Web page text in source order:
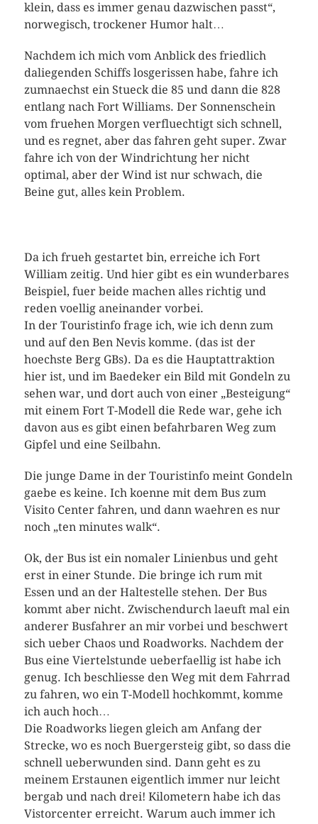
klein, dass es immer genau dazwischen passt“,
norwegisch, trockener Humor halt…
Nachdem ich mich vom Anblick des friedlich
daliegenden Schiffs losgerissen habe, fahre ich
zumnaechst ein Stueck die 85 und dann die 828
entlang nach Fort Williams. Der Sonnenschein
vom fruehen Morgen verfluechtigt sich schnell,
und es regnet, aber das fahren geht super. Zwar
fahre ich von der Windrichtung her nicht
optimal, aber der Wind ist nur schwach, die
Beine gut, alles kein Problem.
Da ich frueh gestartet bin, erreiche ich Fort
William zeitig. Und hier gibt es ein wunderbares
Beispiel, fuer beide machen alles richtig und
reden voellig aneinander vorbei.
In der Touristinfo frage ich, wie ich denn zum
und auf den Ben Nevis komme. (das ist der
hoechste Berg GBs). Da es die Hauptattraktion
hier ist, und im Baedeker ein Bild mit Gondeln zu
sehen war, und dort auch von einer „Besteigung“
mit einem Fort T-Modell die Rede war, gehe ich
davon aus es gibt einen befahrbaren Weg zum
Gipfel und eine Seilbahn.
Die junge Dame in der Touristinfo meint Gondeln
gaebe es keine. Ich koenne mit dem Bus zum
Visito Center fahren, und dann waehren es nur
noch „ten minutes walk“.
Ok, der Bus ist ein nomaler Linienbus und geht
erst in einer Stunde. Die bringe ich rum mit
Essen und an der Haltestelle stehen. Der Bus
kommt aber nicht. Zwischendurch laeuft mal ein
anderer Busfahrer an mir vorbei und beschwert
sich ueber Chaos und Roadworks. Nachdem der
Bus eine Viertelstunde ueberfaellig ist habe ich
genug. Ich beschliesse den Weg mit dem Fahrrad
zu fahren, wo ein T-Modell hochkommt, komme
ich auch hoch…
Die Roadworks liegen gleich am Anfang der
Strecke, wo es noch Buergersteig gibt, so dass die
schnell ueberwunden sind. Dann geht es zu
meinem Erstaunen eigentlich immer nur leicht
bergab und nach drei! Kilometern habe ich das
Vistorcenter erreicht. Warum auch immer ich